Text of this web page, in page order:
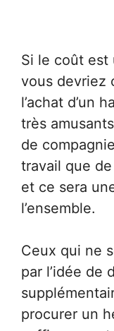
Si le coût est
vous devriez
l’achat d’un
très
de
travail que de
et ce sera
l’ensemble.
Ceux qui ne
par l’idée de
procurer un